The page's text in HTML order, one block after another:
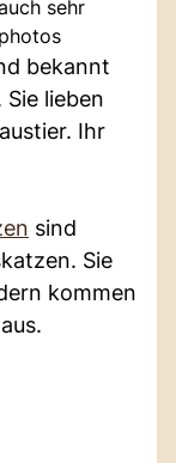
sehr
bekannt
lieben
Ihr
sind
Sie
kommen